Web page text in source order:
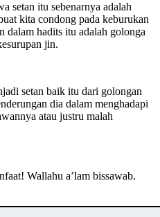
setan itu sebenarnya adalah
kita condong pada keburukan
dalam hadits itu adalah golonga
jin.
setan baik itu dari golongan
dia dalam menghadapi
atau justru malah
Wallahu a’lam bissawab.